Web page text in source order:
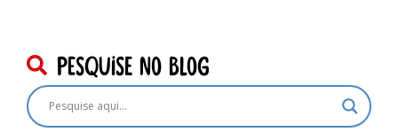
pesquise no blog